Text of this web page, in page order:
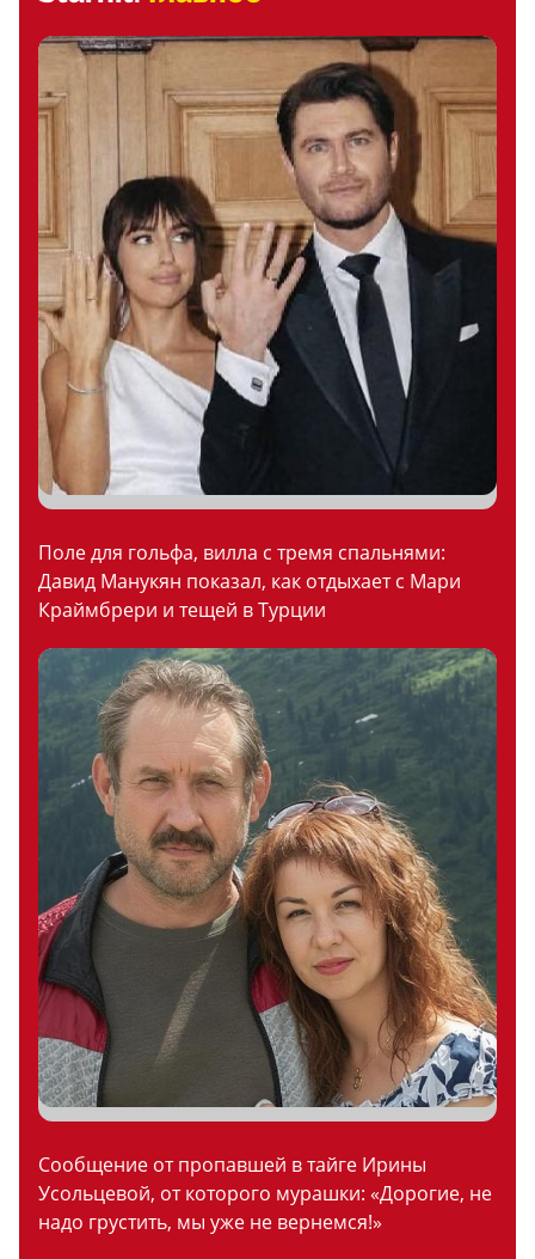
Поле для гольфа, вилла с тремя спальнями:
Давид Манукян показал, как отдыхает с Мари
Краймбрери и тещей в Турции
Сообщение от пропавшей в тайге Ирины
Усольцевой, от которого мурашки: «Дорогие, не
надо грустить, мы уже не вернемся!»